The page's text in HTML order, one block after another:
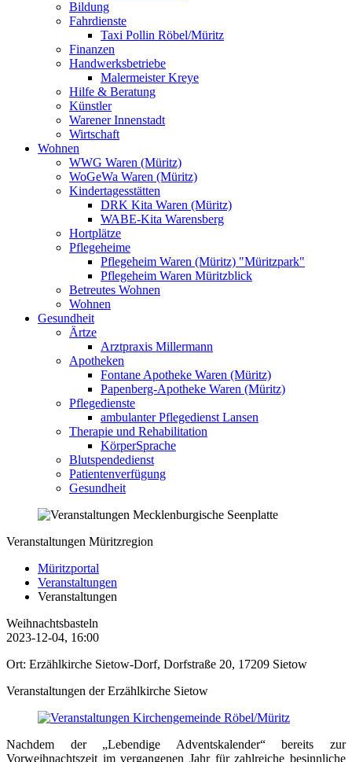
Bildung
Fahrdienste
Taxi Pollin Röbel/Müritz
Finanzen
Handwerksbetriebe
Malermeister Kreye
Hilfe & Beratung
Künstler
Warener Innenstadt
Wirtschaft
Wohnen
WWG Waren (Müritz)
WoGeWa Waren (Müritz)
Kindertagesstätten
DRK Kita Waren (Müritz)
WABE-Kita Warensberg
Hortplätze
Pflegeheime
Pflegeheim Waren (Müritz) "Müritzpark"
Pflegeheim Waren Müritzblick
Betreutes Wohnen
Wohnen
Gesundheit
Ärtze
Arztpraxis Millermann
Apotheken
Fontane Apotheke Waren (Müritz)
Papenberg-Apotheke Waren (Müritz)
Pflegedienste
ambulanter Pflegedienst Lansen
Therapie und Rehabilitation
KörperSprache
Blutspendedienst
Patientenverfügung
Gesundheit
Veranstaltungen Müritzregion
Müritzportal
Veranstaltungen
Veranstaltungen
Weihnachtsbasteln
2023-12-04, 16:00
Ort: Erzählkirche Sietow-Dorf, Dorfstraße 20, 17209 Sietow
Veranstaltungen der Erzählkirche Sietow
Nachdem der „Lebendige Adventskalender“ bereits zur
Vorweihnachtszeit im vergangenen Jahr für zahlreiche besinnliche